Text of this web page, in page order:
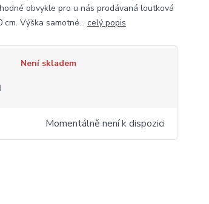
obvykle pro u nás prodávaná loutková
Výška samotné... celý popis
Není skladem
Momentálně není k dispozici